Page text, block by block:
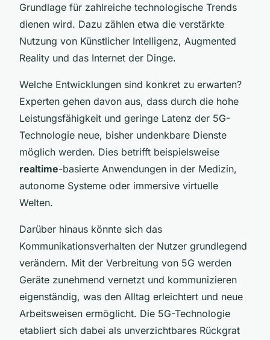
Grundlage für zahlreiche technologische Trends
dienen wird. Dazu zählen etwa die verstärkte
Nutzung von Künstlicher Intelligenz, Augmented
Reality und das Internet der Dinge.
Welche Entwicklungen sind konkret zu erwarten?
Experten gehen davon aus, dass durch die hohe
Leistungsfähigkeit und geringe Latenz der 5G-
Technologie neue, bisher undenkbare Dienste
möglich werden. Dies betrifft beispielsweise
realtime-basierte Anwendungen in der Medizin,
autonome Systeme oder immersive virtuelle
Welten.
Darüber hinaus könnte sich das
Kommunikationsverhalten der Nutzer grundlegend
verändern. Mit der Verbreitung von 5G werden
Geräte zunehmend vernetzt und kommunizieren
eigenständig, was den Alltag erleichtert und neue
Arbeitsweisen ermöglicht. Die 5G-Technologie
etabliert sich dabei als unverzichtbares Rückgrat